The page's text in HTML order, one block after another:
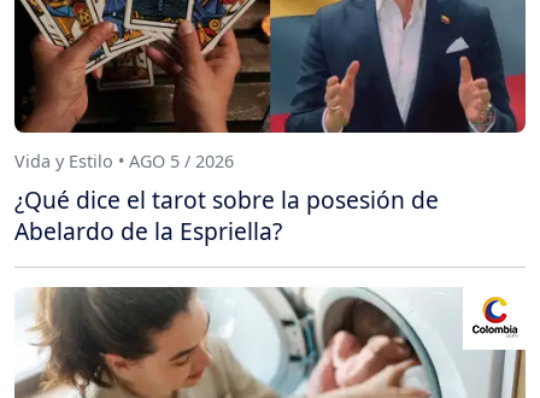
Vida y Estilo • AGO 5 / 2026
¿Qué dice el tarot sobre la posesión de
Abelardo de la Espriella?